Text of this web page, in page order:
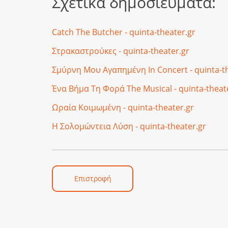
Catch The Butcher - quinta-theater.gr
Στρακαστρούκες - quinta-theater.gr
Σμύρνη Μου Αγαπημένη In Concert - quinta-
Ένα Βήμα Τη Φορά The Musical - quinta-
Ωραία Κοιμωμένη - quinta-theater.gr
Η Σολομώντεια Λύση - quinta-theater.gr
Επιστροφή